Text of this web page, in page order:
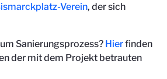
Verein, der sich
Sanierungsprozess? Hierfinden
der mit dem Projekt betrauten